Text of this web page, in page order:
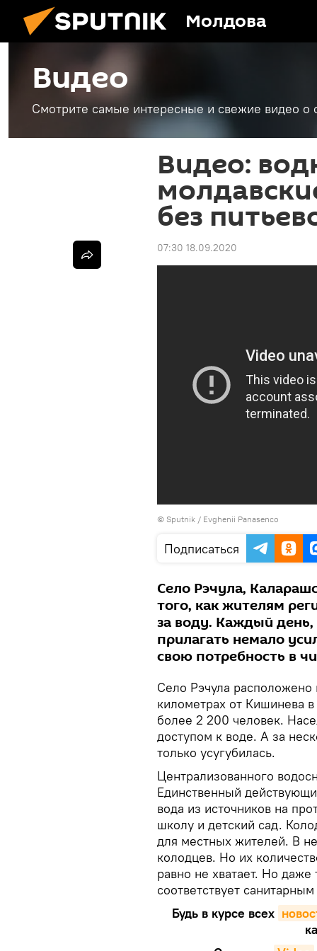
Молдова
Видео
Смотрите самые интересные и свежие видео
Видео:
без
07:30 18.09.2020
© Sputnik / Evghenii Panasenco
Подписаться
Село Рэчула,
того, как жителям
за воду. Каждый
прилагать немало
свою потребность в
Село Рэчула расположено
километрах от Кишинева
более 2 200 человек.
доступом к воде. А за
только усугубилась.
Централизованного
Единственный
вода из источников на
школу и детский сад.
для местных жителей. В
колодцев. Но их
равно не хватает. Но даже
соответствует
Будь в курсе всех